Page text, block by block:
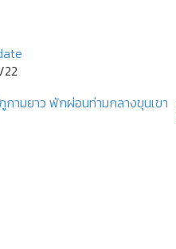
กามยาว พักผ่อนท่ามกลางขุนเขา